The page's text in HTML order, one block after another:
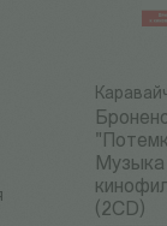
Музыка
(2CD)